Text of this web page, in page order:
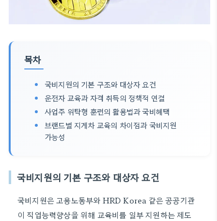
목차
국비지원의 기본 구조와 대상자 요건
운전자 교육과 자격 취득의 정책적 연결
사업주 위탁형 훈련의 활용법과 국비혜택
브랜드별 지게차 교육의 차이점과 국비지원
가능성
국비지원의 기본 구조와 대상자 요건
국비지원은 고용노동부와 HRD Korea 같은 공공기관
이 직업능력향상을 위해 교육비를 일부 지원하는 제도